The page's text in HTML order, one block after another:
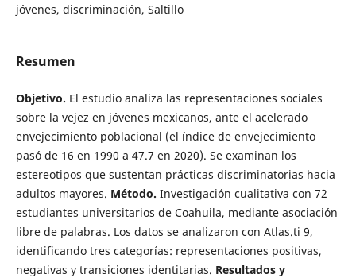
jóvenes, discriminación, Saltillo
Resumen
Objetivo. El estudio analiza las representaciones sociales
sobre la vejez en jóvenes mexicanos, ante el acelerado
envejecimiento poblacional (el índice de envejecimiento
pasó de 16 en 1990 a 47.7 en 2020). Se examinan los
estereotipos que sustentan prácticas discriminatorias hacia
adultos mayores. Método. Investigación cualitativa con 72
estudiantes universitarios de Coahuila, mediante asociación
libre de palabras. Los datos se analizaron con Atlas.ti 9,
identificando tres categorías: representaciones positivas,
negativas y transiciones identitarias. Resultados y